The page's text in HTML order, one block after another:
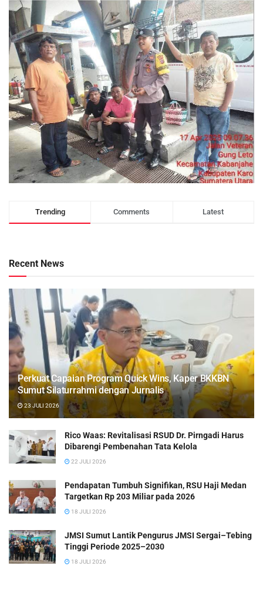
Trending Comments Latest
Recent News
Perkuat Capaian Program Quick Wins, Kaper BKKBN
Sumut Silaturrahmi dengan Jurnalis
23 JULI 2026
Rico Waas: Revitalisasi RSUD Dr. Pirngadi Harus
Dibarengi Pembenahan Tata Kelola
22 JULI 2026
Pendapatan Tumbuh Signifikan, RSU Haji Medan
Targetkan Rp 203 Miliar pada 2026
18 JULI 2026
JMSI Sumut Lantik Pengurus JMSI Sergai–Tebing
Tinggi Periode 2025–2030
18 JULI 2026